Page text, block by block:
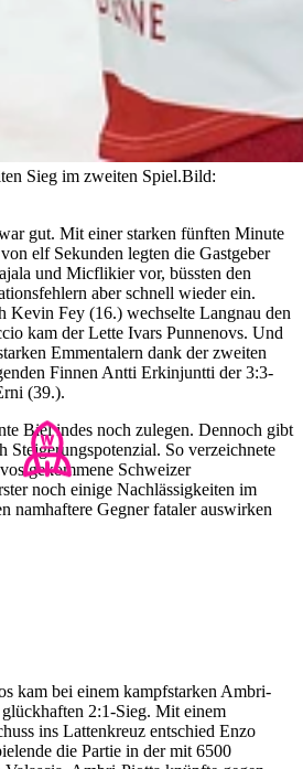
Sieg im zweiten Spiel.Bild:
gut. Mit einer starken fünften Minute
elf Sekunden legten die Gastgeber
und Micflikier vor, büssten den
aber schnell wieder ein.
Kevin Fey (16.) wechselte Langnau den
kam der Lette Ivars Punnenovs. Und
Emmentalern dank der zweiten
Finnen Antti Erkinjuntti der 3:3-
(39.).
Biel indes noch zulegen. Dennoch gibt
Steigerungspotenzial. So verzeichnete
gekommene Schweizer
noch einige Nachlässigkeiten im
namhaftere Gegner fataler auswirken
kam bei einem kampfstarken Ambri-
2:1-Sieg. Mit einem
ins Lattenkreuz entschied Enzo
die Partie in der mit 6500